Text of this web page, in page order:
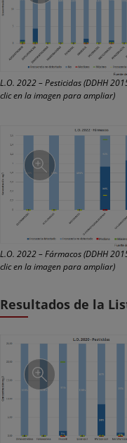
L.O. 2022 – Pesticidas (DDHH
clic en la imagen para ampliar)
L.O. 2022 – Fármacos (DDHH
clic en la imagen para ampliar)
Resultados de la